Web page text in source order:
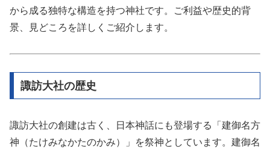
から成る独特な構造を持つ神社です。ご利益や歴史的背
景、見どころを詳しくご紹介します。
諏訪大社の歴史
諏訪大社の創建は古く、日本神話にも登場する「建御名方
神（たけみなかたのかみ）」を祭神としています。建御名